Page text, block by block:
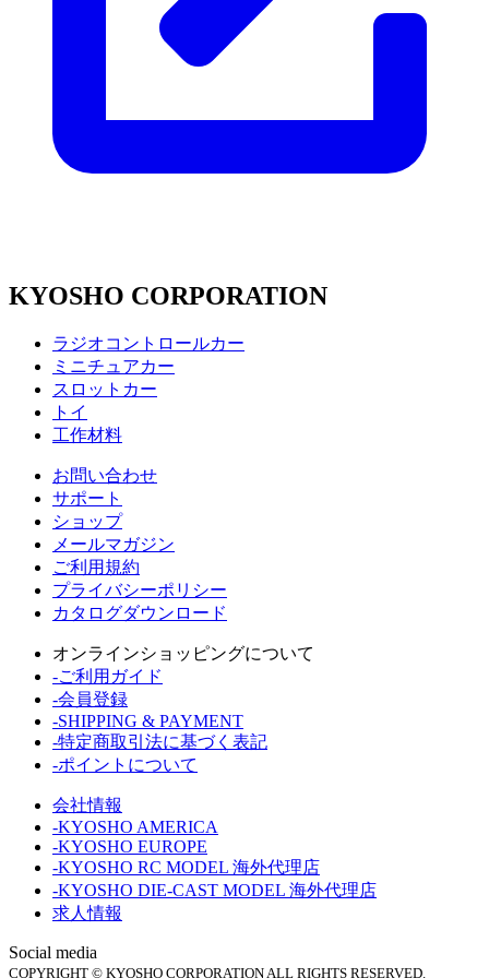
KYOSHO CORPORATION
ラジオコントロールカー
ミニチュアカー
スロットカー
トイ
工作材料
お問い合わせ
サポート
ショップ
メールマガジン
ご利用規約
プライバシーポリシー
カタログダウンロード
オンラインショッピングについて
-ご利用ガイド
-会員登録
-SHIPPING & PAYMENT
-特定商取引法に基づく表記
-ポイントについて
会社情報
-KYOSHO AMERICA
-KYOSHO EUROPE
-KYOSHO RC MODEL 海外代理店
-KYOSHO DIE-CAST MODEL 海外代理店
求人情報
Social media
COPYRIGHT © KYOSHO CORPORATION ALL RIGHTS RESERVED.